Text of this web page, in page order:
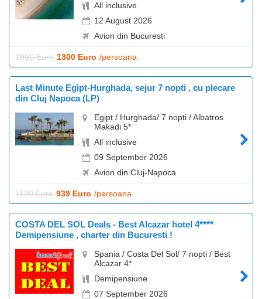
All inclusive
12 August 2026
Avion din Bucuresti
1990 Euro 1300 Euro /persoana
Last Minute Egipt-Hurghada, sejur 7 nopti , cu plecare
din Cluj Napoca (LP)
Egipt / Hurghada/ 7 nopti / Albatros
Makadi 5*
All inclusive
09 September 2026
Avion din Cluj-Napoca
1100 Euro 939 Euro /persoana
COSTA DEL SOL Deals - Best Alcazar hotel 4****
Demipensiune , charter din Bucuresti !
Spania / Costa Del Sol/ 7 nopti / Best
Alcazar 4*
Demipensiune
07 September 2026